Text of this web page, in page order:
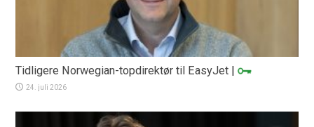
Tidligere Norwegian-topdirektør til EasyJet |
24. juli 2026